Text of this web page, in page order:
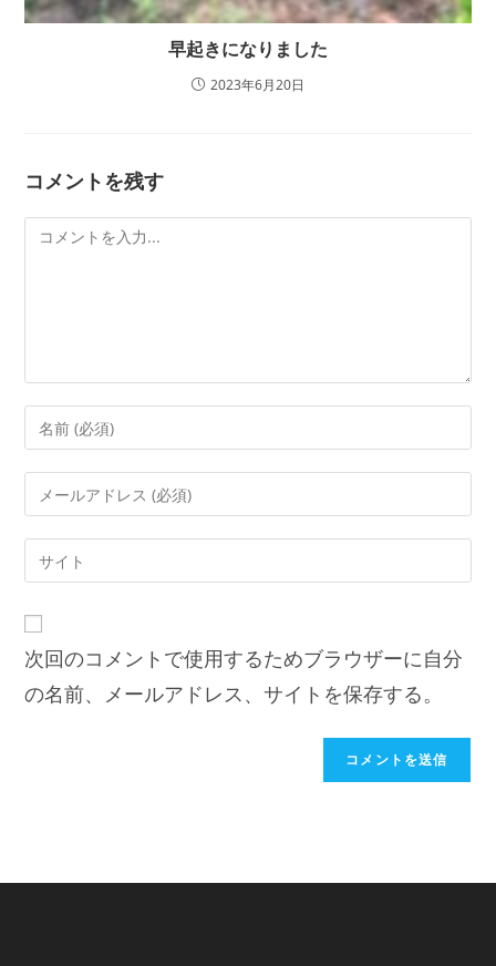
早起きになりました
2023年6月20日
コメントを残す
次回のコメントで使用するためブラウザーに自分
の名前、メールアドレス、サイトを保存する。